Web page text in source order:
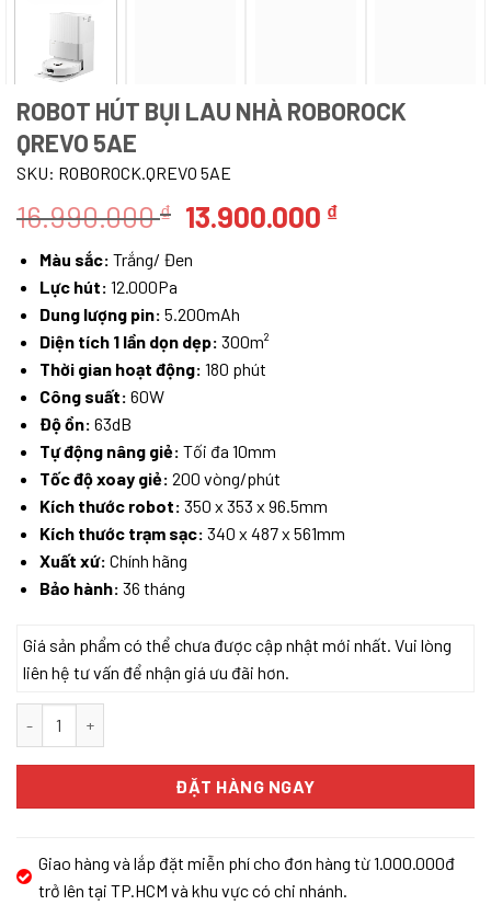
ROBOT HÚT BỤI LAU NHÀ ROBOROCK
QREVO 5AE
SKU: ROBOROCK.QREVO 5AE
16.990.000₫ Giá
là:
16.990.000 ₫.
13.900.000 ₫Giá
Màu sắc: Trắng/ Đen
Lực hút: 12.000Pa
Dung lượng pin: 5.200mAh
Diện tích 1 lần dọn dẹp: 300m²
Thời gian hoạt động: 180 phút
Công suất: 60W
Độ ồn: 63dB
Tự động nâng giẻ: Tối đa 10mm
Tốc độ xoay giẻ: 200 vòng/phút
Kích thước robot: 350 x 353 x 96.5mm
Kích thước trạm sạc: 340 x 487 x 561mm
Xuất xứ: Chính hãng
Bảo hành: 36 tháng
Giá sản phẩm có thể chưa được cập nhật mới nhất. Vui lòng
liên hệ tư vấn để nhận giá ưu đãi hơn.
ĐẶT HÀNG NGAY
Giao hàng và lắp đặt miễn phí cho đơn hàng từ 1.000.000đ
trở lên tại TP.HCM và khu vực có chi nhánh.